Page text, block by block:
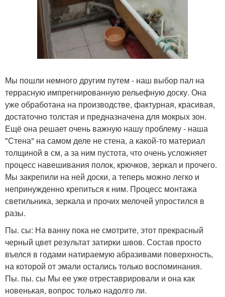
Мы пошли немного другим путем - наш выбор пал на
террасную импрегнированную рельефную доску. Она
уже обработана на производстве, фактурная, красивая,
достаточно толстая и предназначена для мокрых зон.
Ещё она решает очень важную нашу проблему - наша
"Стена" на самом деле не стена, а какой-то материал
толщиной в см, а за ним пустота, что очень усложняет
процесс навешивания полок, крючков, зеркал и прочего.
Мы закрепили на ней доски, а теперь можно легко и
непринужденно крепиться к ним. Процесс монтажа
светильника, зеркала и прочих мелочей упростился в
разы.
Пы. сы: На ванну пока не смотрите, этот прекрасный
черный цвет результат затирки швов. Состав просто
въелся в годами натираемую абразивами поверхность,
на которой от эмали остались только воспоминания.
Пы. пы. сы Мы ее уже отреставрировали и она как
новенькая, вопрос только надолго ли.